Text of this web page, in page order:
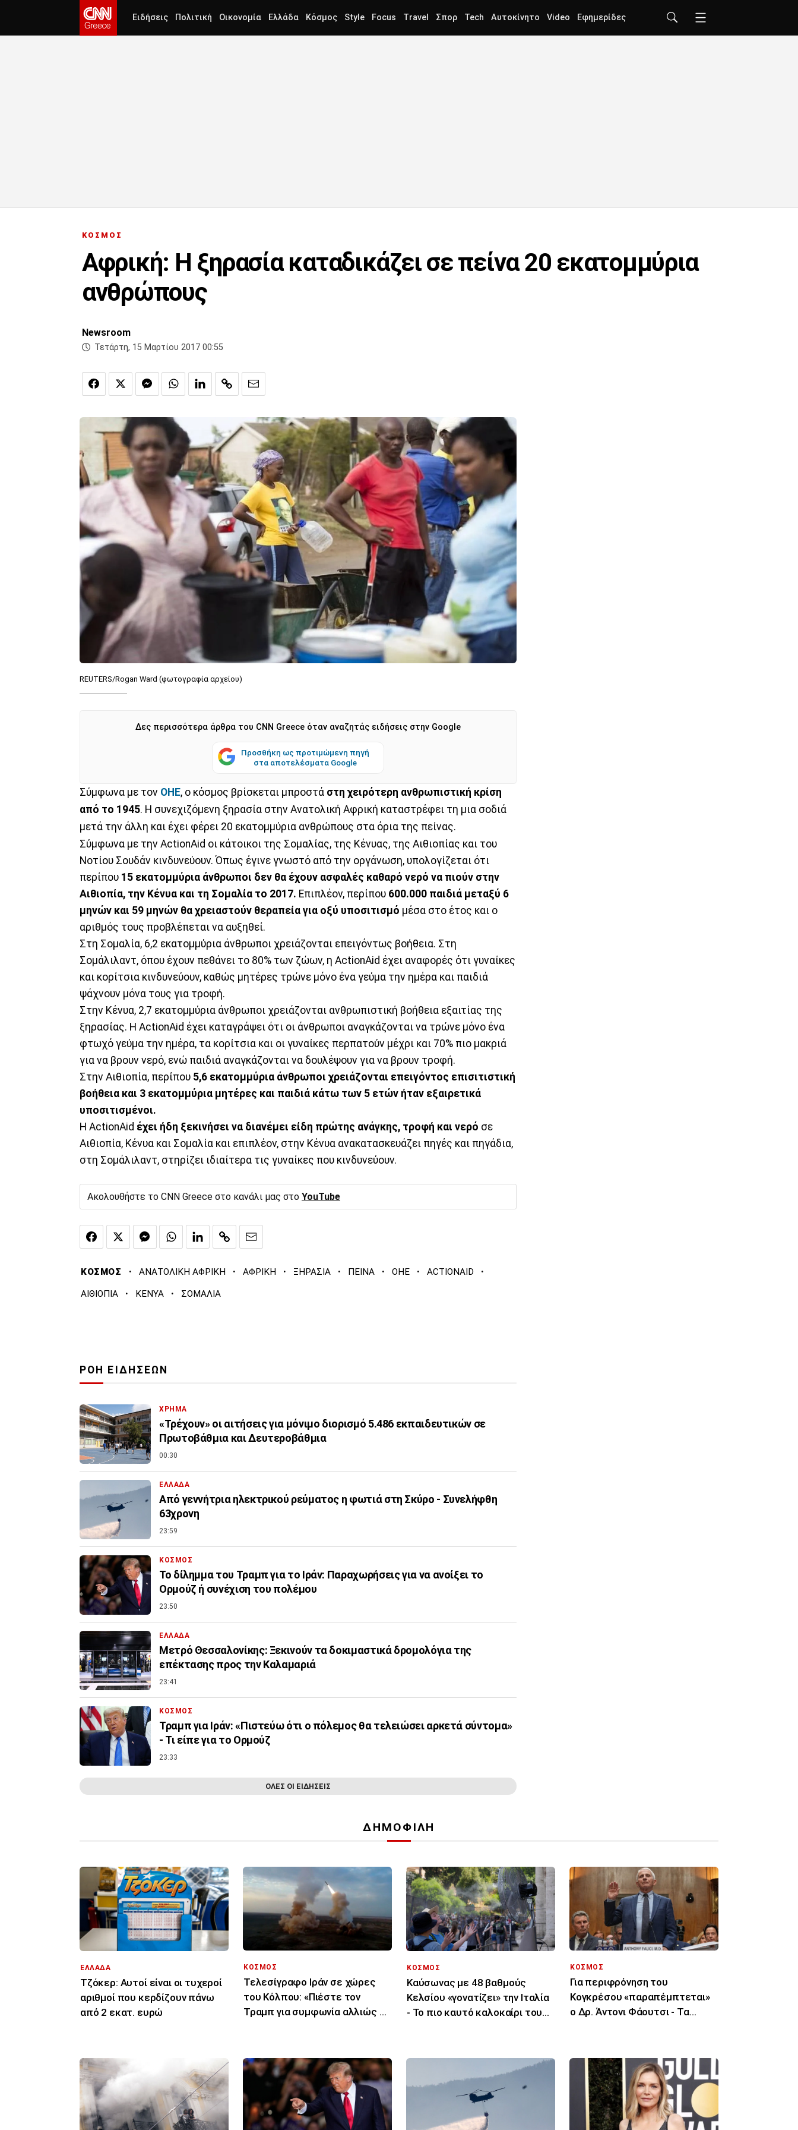
Ειδήσεις Πολιτική Οικονομία Ελλάδα Κόσμος Style Focus Travel Σπορ Tech Αυτοκίνητο Video Εφημερίδες
ΚΟΣΜΟΣ
Αφρική: Η ξηρασία καταδικάζει σε πείνα 20 εκατομμύρια
ανθρώπους
Newsroom
Τετάρτη, 15 Μαρτίου 2017 00:55
REUTERS/Rogan Ward (φωτογραφία αρχείου)
Δες περισσότερα άρθρα του CNN Greece όταν αναζητάς ειδήσεις στην Google
Προσθήκη ως προτιμώμενη πηγή
στα αποτελέσματα Google
Σύμφωνα με τον ΟΗΕ, ο κόσμος βρίσκεται μπροστά στη χειρότερη ανθρωπιστική κρίση
από το 1945. Η συνεχιζόμενη ξηρασία στην Ανατολική Αφρική καταστρέφει τη μια σοδιά
μετά την άλλη και έχει φέρει 20 εκατομμύρια ανθρώπους στα όρια της πείνας.
Σύμφωνα με την ActionAid οι κάτοικοι της Σομαλίας, της Κένυας, της Αιθιοπίας και του
Νοτίου Σουδάν κινδυνεύουν. Όπως έγινε γνωστό από την οργάνωση, υπολογίζεται ότι
περίπου 15 εκατομμύρια άνθρωποι δεν θα έχουν ασφαλές καθαρό νερό να πιούν στην
Αιθιοπία, την Κένυα και τη Σομαλία το 2017. Επιπλέον, περίπου 600.000 παιδιά μεταξύ 6
μηνών και 59 μηνών θα χρειαστούν θεραπεία για οξύ υποσιτισμό μέσα στο έτος και ο
αριθμός τους προβλέπεται να αυξηθεί.
Στη Σομαλία, 6,2 εκατομμύρια άνθρωποι χρειάζονται επειγόντως βοήθεια. Στη
Σομάλιλαντ, όπου έχουν πεθάνει το 80% των ζώων, η ActionAid έχει αναφορές ότι γυναίκες
και κορίτσια κινδυνεύουν, καθώς μητέρες τρώνε μόνο ένα γεύμα την ημέρα και παιδιά
ψάχνουν μόνα τους για τροφή.
Στην Κένυα, 2,7 εκατομμύρια άνθρωποι χρειάζονται ανθρωπιστική βοήθεια εξαιτίας της
ξηρασίας. Η ActionAid έχει καταγράψει ότι οι άνθρωποι αναγκάζονται να τρώνε μόνο ένα
φτωχό γεύμα την ημέρα, τα κορίτσια και οι γυναίκες περπατούν μέχρι και 70% πιο μακριά
για να βρουν νερό, ενώ παιδιά αναγκάζονται να δουλέψουν για να βρουν τροφή.
Στην Αιθιοπία, περίπου 5,6 εκατομμύρια άνθρωποι χρειάζονται επειγόντος επισιτιστική
βοήθεια και 3 εκατομμύρια μητέρες και παιδιά κάτω των 5 ετών ήταν εξαιρετικά
υποσιτισμένοι.
Η ActionAid έχει ήδη ξεκινήσει να διανέμει είδη πρώτης ανάγκης, τροφή και νερό σε
Αιθιοπία, Κένυα και Σομαλία και επιπλέον, στην Κένυα ανακατασκευάζει πηγές και πηγάδια,
στη Σομάλιλαντ, στηρίζει ιδιαίτερα τις γυναίκες που κινδυνεύουν.
Ακολουθήστε το CNN Greece στο κανάλι μας στο YouTube
ΚΟΣΜΟΣ · ΑΝΑΤΟΛΙΚΗ ΑΦΡΙΚΗ · ΑΦΡΙΚΗ · ΞΗΡΑΣΙΑ · ΠΕΙΝΑ · ΟΗΕ · ACTIONAID ·
ΑΙΘΙΟΠΙΑ · ΚΕΝΥΑ · ΣΟΜΑΛΙΑ
ΡΟΗ ΕΙΔΗΣΕΩΝ
ΧΡΗΜΑ
«Τρέχουν» οι αιτήσεις για μόνιμο διορισμό 5.486 εκπαιδευτικών σε
Πρωτοβάθμια και Δευτεροβάθμια
00:30
ΕΛΛΑΔΑ
Από γεννήτρια ηλεκτρικού ρεύματος η φωτιά στη Σκύρο - Συνελήφθη
63χρονη
23:59
ΚΟΣΜΟΣ
Το δίλημμα του Τραμπ για το Ιράν: Παραχωρήσεις για να ανοίξει το
Ορμούζ ή συνέχιση του πολέμου
23:50
ΕΛΛΑΔΑ
Μετρό Θεσσαλονίκης: Ξεκινούν τα δοκιμαστικά δρομολόγια της
επέκτασης προς την Καλαμαριά
23:41
ΚΟΣΜΟΣ
Τραμπ για Ιράν: «Πιστεύω ότι ο πόλεμος θα τελειώσει αρκετά σύντομα»
- Τι είπε για το Ορμούζ
23:33
ΟΛΕΣ ΟΙ ΕΙΔΗΣΕΙΣ
ΔΗΜΟΦΙΛΗ
ΕΛΛΑΔΑ
Τζόκερ: Αυτοί είναι οι τυχεροί
αριθμοί που κερδίζουν πάνω
από 2 εκατ. ευρώ
ΚΟΣΜΟΣ
Τελεσίγραφο Ιράν σε χώρες
του Κόλπου: «Πιέστε τον
Τραμπ για συμφωνία αλλιώς θα
ΚΟΣΜΟΣ
Καύσωνας με 48 βαθμούς
Κελσίου «γονατίζει» την Ιταλία
- Το πιο καυτό καλοκαίρι του
ΚΟΣΜΟΣ
Για περιφρόνηση του
Κογκρέσου «παραπέμπτεται»
ο Δρ. Άντονι Φάουτσι - Τα